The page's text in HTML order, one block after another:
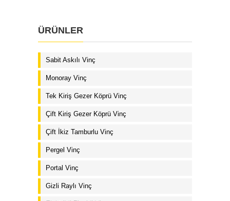
ÜRÜNLER
Sabit Askılı Vinç
Monoray Vinç
Tek Kiriş Gezer Köprü Vinç
Çift Kiriş Gezer Köprü Vinç
Çift İkiz Tamburlu Vinç
Pergel Vinç
Portal Vinç
Gizli Raylı Vinç